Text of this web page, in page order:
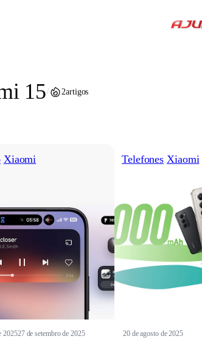
15/ 2artigos
Xiaomi
202527 de setembro de 2025
Telefones Xiaomi
20 de agosto de 2025